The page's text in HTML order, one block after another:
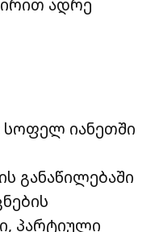
ადრე
სოფელ იანეთში
განაწილებაში
პარტიული